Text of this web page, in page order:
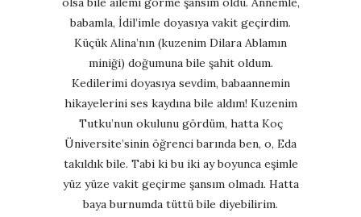
babamla, İdil’imle doyasıya vakit geçirdim.
Küçük Alina’nın (kuzenim Dilara Ablamın
miniği) doğumuna bile şahit oldum.
Kedilerimi doyasıya sevdim, babaannemin
hikayelerini ses kaydına bile aldım! Kuzenim
Tutku’nun okulunu gördüm, hatta Koç
Üniversite’sinin öğrenci barında ben, o, Eda
takıldık bile. Tabi ki bu iki ay boyunca eşimle
yüz yüze vakit geçirme şansım olmadı. Hatta
baya burnumda tüttü bile diyebilirim.